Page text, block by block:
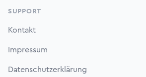
SUPPORT
Kontakt
Impressum
Datenschutzerklärung